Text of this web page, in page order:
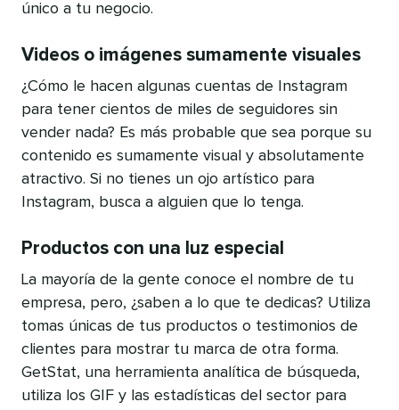
único a tu negocio.
Videos o imágenes sumamente visuales
¿Cómo le hacen algunas cuentas de Instagram
para tener cientos de miles de seguidores sin
vender nada? Es más probable que sea porque su
contenido es sumamente visual y absolutamente
atractivo. Si no tienes un ojo artístico para
Instagram, busca a alguien que lo tenga.
Productos con una luz especial
La mayoría de la gente conoce el nombre de tu
empresa, pero, ¿saben a lo que te dedicas? Utiliza
tomas únicas de tus productos o testimonios de
clientes para mostrar tu marca de otra forma.
GetStat, una herramienta analítica de búsqueda,
utiliza los GIF y las estadísticas del sector para